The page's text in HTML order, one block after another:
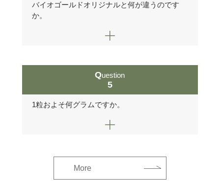
バイオゴールドオリジナルと何が違うのです
か。
Question
5
1粒およそ何グラムですか。
More